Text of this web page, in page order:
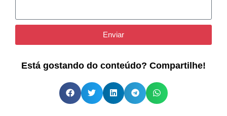
Enviar
Está gostando do conteúdo? Compartilhe!